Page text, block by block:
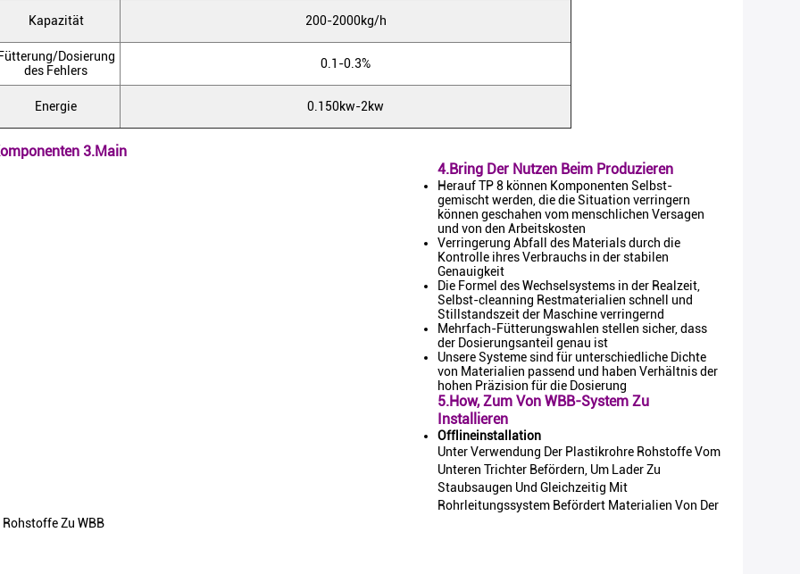
Kapazität 200-2000kg/h
Dosierung
des Fehlers
0.1-0.3%
Energie 0.150kw-2kw
3.Main
4.Bring Der Nutzen Beim Produzieren
Herauf TP 8 können Komponenten Selbst-
gemischt werden, die die Situation verringern
können geschahen vom menschlichen Versagen
und von den Arbeitskosten
Verringerung Abfall des Materials durch die
Kontrolle ihres Verbrauchs in der stabilen
Genauigkeit
Die Formel des Wechselsystems in der Realzeit,
Selbst-cleanning Restmaterialien schnell und
Stillstandszeit der Maschine verringernd
Mehrfach-Fütterungswahlen stellen sicher, dass
der Dosierungsanteil genau ist
Unsere Systeme sind für unterschiedliche Dichte
von Materialien passend und haben Verhältnis der
hohen Präzision für die Dosierung
5.How, Zum Von WBB-System Zu
Installieren
Offlineinstallation
Unter Verwendung Der Plastikrohre Rohstoffe Vom
Unteren Trichter Befördern, Um Lader Zu
Staubsaugen Und Gleichzeitig Mit
Rohrleitungssystem Befördert Materialien Von Der
Zu WBB